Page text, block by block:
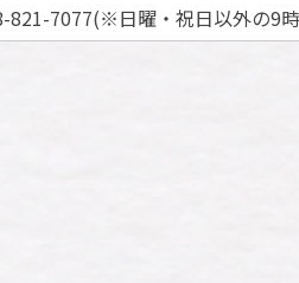
821-7077(※日曜・祝日以外の9